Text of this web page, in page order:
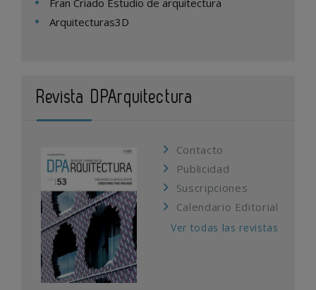
Arquitecturas3D
Revista DPArquitectura
Contacto
Publicidad
Suscripciones
Calendario Editorial
Ver todas las revistas